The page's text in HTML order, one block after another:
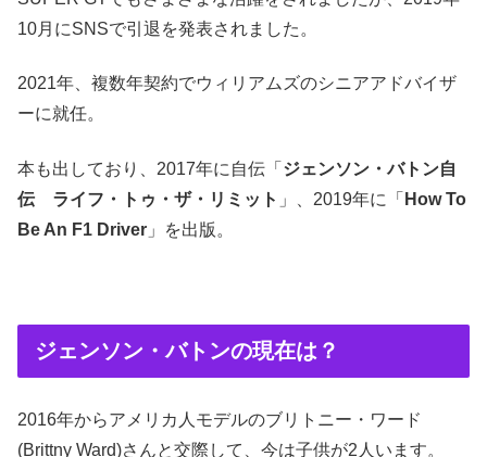
10月にSNSで引退を発表されました。
2021年、複数年契約でウィリアムズのシニアアドバイザ
ーに就任。
本も出しており、2017年に自伝「 ジェンソン・バトン自
伝 ライフ・トゥ・ザ・リミット 」、2019年に「 How To
Be An F1 Driver 」を出版。
ジェンソン・バトンの現在は？
2016年からアメリカ人モデルのブリトニー・ワード
(Brittny Ward)さんと交際して、今は子供が2人います。